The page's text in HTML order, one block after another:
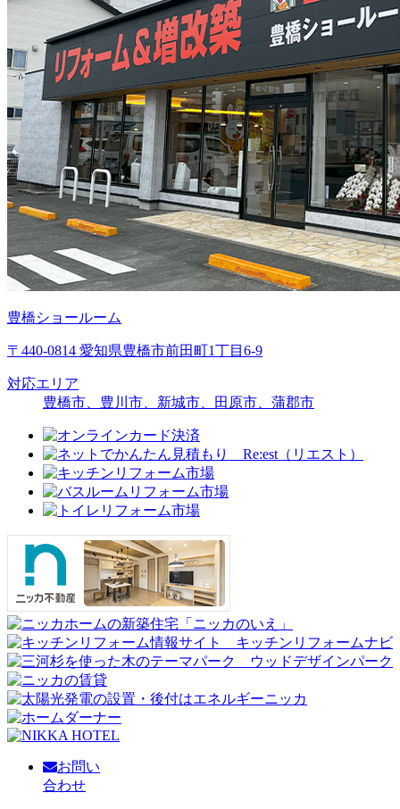
豊橋ショールーム
〒440-0814 愛知県豊橋市前田町1丁目6-9
対応エリア
豊橋市、豊川市、新城市、田原市、蒲郡市
お問い
合わせ